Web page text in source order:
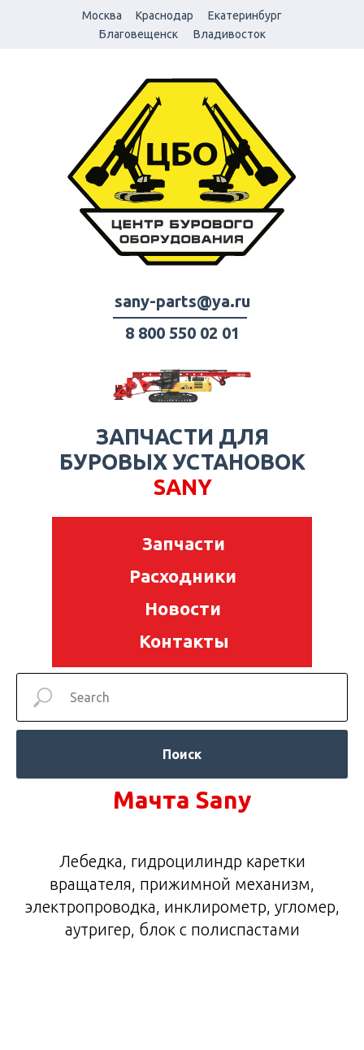
Москва Краснодар
Екатеринбург
Благовещенск
Владивосток
sany-parts@ya.ru
8 800 550 02 01
ЗАПЧАСТИ ДЛЯ
БУРОВЫХ УСТАНОВОК
SANY
Запчасти
Расходники
Новости
Контакты
Поиск
Мачта Sany
Лебедка, гидроцилиндр каретки
вращателя, прижимной механизм,
электропроводка, инклирометр, угломер,
аутригер, блок с полиспастами